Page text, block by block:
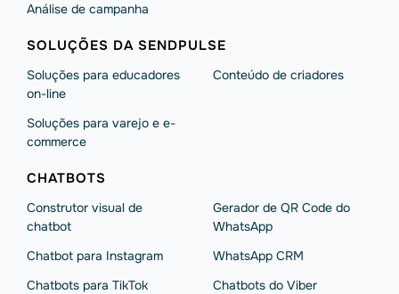
Análise de campanha
SOLUÇÕES DA SENDPULSE
Soluções para educadores
on-line
Soluções para varejo e e-
commerce
Conteúdo de criadores
CHATBOTS
Construtor visual de
chatbot
Chatbot para Instagram
Chatbots para TikTok
Gerador de QR Code do
WhatsApp
WhatsApp CRM
Chatbots do Viber